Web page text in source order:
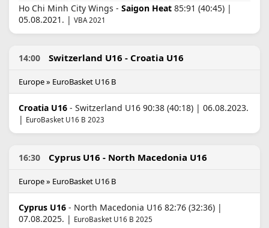
Ho Chi Minh City Wings - Saigon Heat 85:91 (40:45) |
05.08.2021. | VBA 2021
14:00 Switzerland U16 - Croatia U16
Europe » EuroBasket U16 B
Croatia U16 - Switzerland U16 90:38 (40:18) | 06.08.2023.
| EuroBasket U16 B 2023
16:30 Cyprus U16 - North Macedonia U16
Europe » EuroBasket U16 B
Cyprus U16 - North Macedonia U16 82:76 (32:36) |
07.08.2025. | EuroBasket U16 B 2025